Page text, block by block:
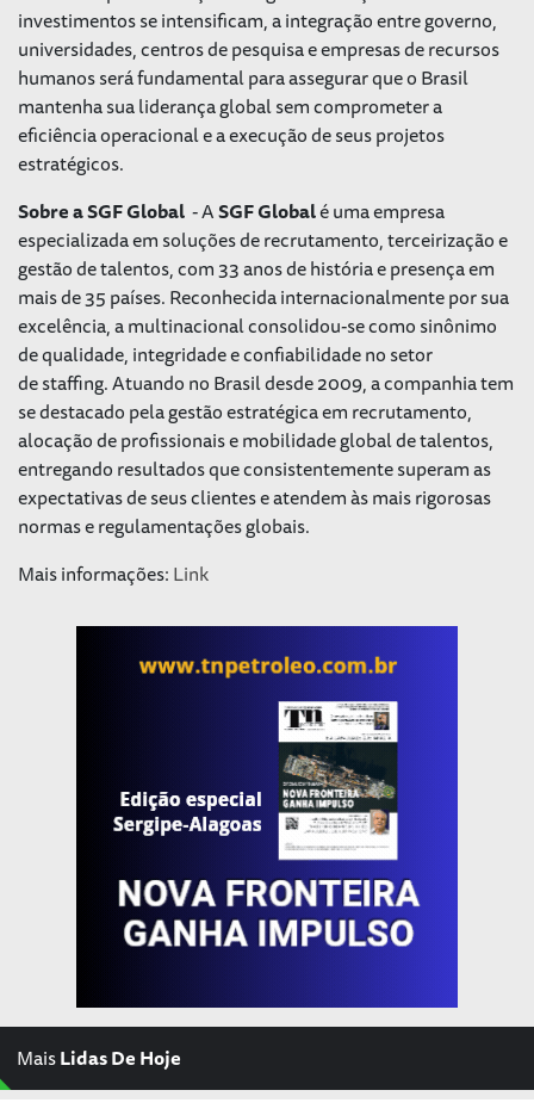
investimentos se intensificam, a integração entre governo,
universidades, centros de pesquisa e empresas de recursos
humanos será fundamental para assegurar que o Brasil
mantenha sua liderança global sem comprometer a
eficiência operacional e a execução de seus projetos
estratégicos.
Sobre a SGF Global - ASGF Globalé uma empresa
especializada em soluções de recrutamento, terceirização e
gestão de talentos, com 33 anos de história e presença em
mais de 35 países. Reconhecida internacionalmente por sua
excelência, a multinacional consolidou-se como sinônimo
de qualidade, integridade e confiabilidade no setor
destaffing. Atuando no Brasil desde 2009, a companhia tem
se destacado pela gestão estratégica em recrutamento,
alocação de profissionais e mobilidade global de talentos,
entregando resultados que consistentemente superam as
expectativas de seus clientes e atendem às mais rigorosas
normas e regulamentações globais.
Mais informações:Link
MaisLidas De Hoje